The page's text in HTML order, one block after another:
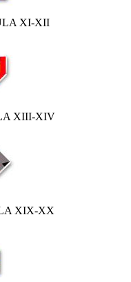
XI-XII
XIII-XIV
XIX-XX